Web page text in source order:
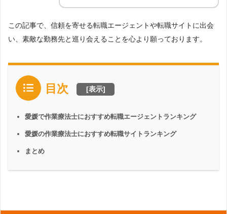
この記事で、信頼を寄せる転職エージェントや転職サイトに出会
い、素敵な勤務先と巡り会えることを心より願っております。
目次 [表示]
愛媛で作業療法士におすすめ転職エージェントランキング
愛媛の作業療法士におすすめ転職サイトランキング
まとめ